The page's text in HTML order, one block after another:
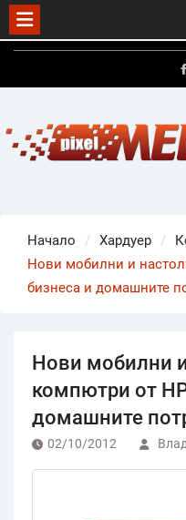
Skip
Начало Хардуер
Нови мобилни и
бизнеса и домашните
Нови мобилни
компютри от
домашните
02/10/2012